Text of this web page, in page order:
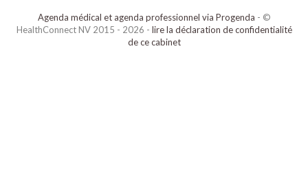
Agenda médical et agenda professionnel via Progenda - ©
HealthConnect NV 2015 - 2026 - lire la déclaration de confidentialité
de ce cabinet